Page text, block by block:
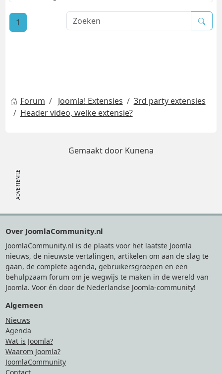
1
Forum Joomla! Extensies
3rd party extensies
Header video, welke extensie?
Gemaakt door Kunena
Over JoomlaCommunity.nl
JoomlaCommunity.nl is de plaats voor het laatste Joomla
nieuws, de nieuwste vertalingen, artikelen om aan de slag te
gaan, de complete agenda, gebruikersgroepen en een
behulpzaam forum om je wegwijs te maken in de wereld van
Joomla. Voor én door de Nederlandse Joomla-community!
Algemeen
Nieuws
Agenda
Wat is Joomla?
Waarom Joomla?
JoomlaCommunity